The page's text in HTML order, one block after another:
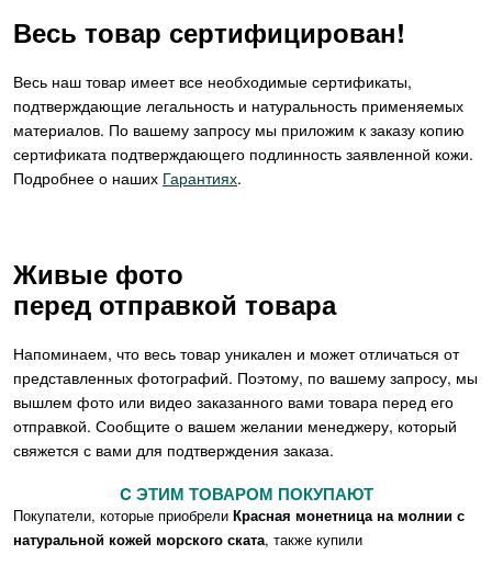
Весь товар сертифицирован!
Весь наш товар имеет все необходимые сертификаты,
подтверждающие легальность и натуральность применяемых
материалов. По вашему запросу мы приложим к заказу копию
сертификата подтверждающего подлинность заявленной кожи.
Подробнее о наших Гарантиях.
Живые фото
перед отправкой товара
Напоминаем, что весь товар уникален и может отличаться от
представленных фотографий. Поэтому, по вашему запросу, мы
вышлем фото или видео заказанного вами товара перед его
отправкой. Сообщите о вашем желании менеджеру, который
свяжется с вами для подтверждения заказа.
C ЭТИМ ТОВАРОМ ПОКУПАЮТ
Покупатели, которые приобрели Красная монетница на молнии с
натуральной кожей морского ската, также купили